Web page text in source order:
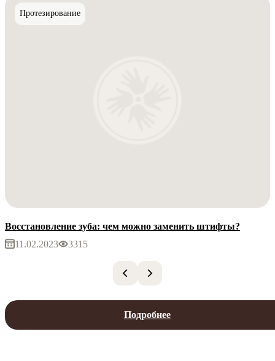
Протезирование
Восстановление зуба: чем можно заменить штифты?
11.02.2023
3315
Подробнее